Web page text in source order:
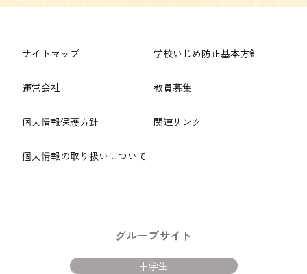
サイトマップ
運営会社
個人情報保護方針
個人情報の取り扱いについて
学校いじめ防止基本方針
教員募集
関連リンク
グループサイト
中学生